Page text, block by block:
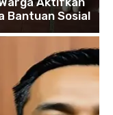
Bantuan Sosial